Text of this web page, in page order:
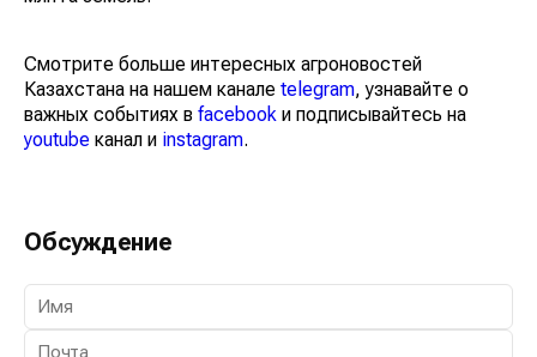
Смотрите больше интересных агроновостей
Казахстана на нашем канале telegram, узнавайте о
важных событиях в facebook и подписывайтесь на
youtube канал и instagram.
Обсуждение